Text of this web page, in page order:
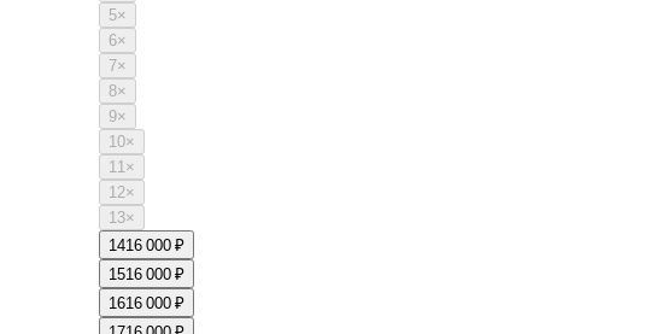
5×
6×
7×
8×
9×
10×
11×
12×
13×
1416 000 ₽
1516 000 ₽
1616 000 ₽